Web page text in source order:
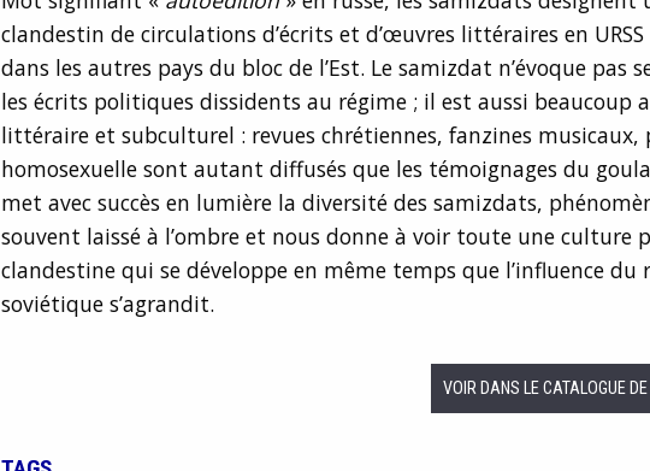
clandestin de circulations d’écrits et d’œuvres littéraires en
dans les autres pays du bloc de l’Est. Le samizdat n’évoque pas
les écrits politiques dissidents au régime ; il est aussi beaucoup
littéraire et subculturel : revues chrétiennes, fanzines musicaux,
homosexuelle sont autant diffusés que les témoignages du
met avec succès en lumière la diversité des samizdats,
souvent laissé à l’ombre et nous donne à voir toute une culture
clandestine qui se développe en même temps que l’influence du
soviétique s’agrandit.
VOIR DANS LE CATALOGUE